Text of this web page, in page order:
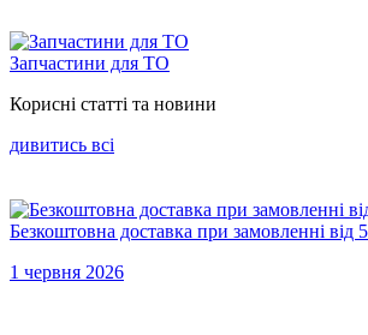
Запчастини для ТО
Корисні статті та новини
дивитись всi
Безкоштовна доставка при замовленні від
1 червня 2026